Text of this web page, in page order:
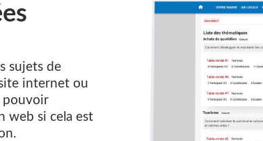
sujets de
internet ou
pouvoir
web si cela est